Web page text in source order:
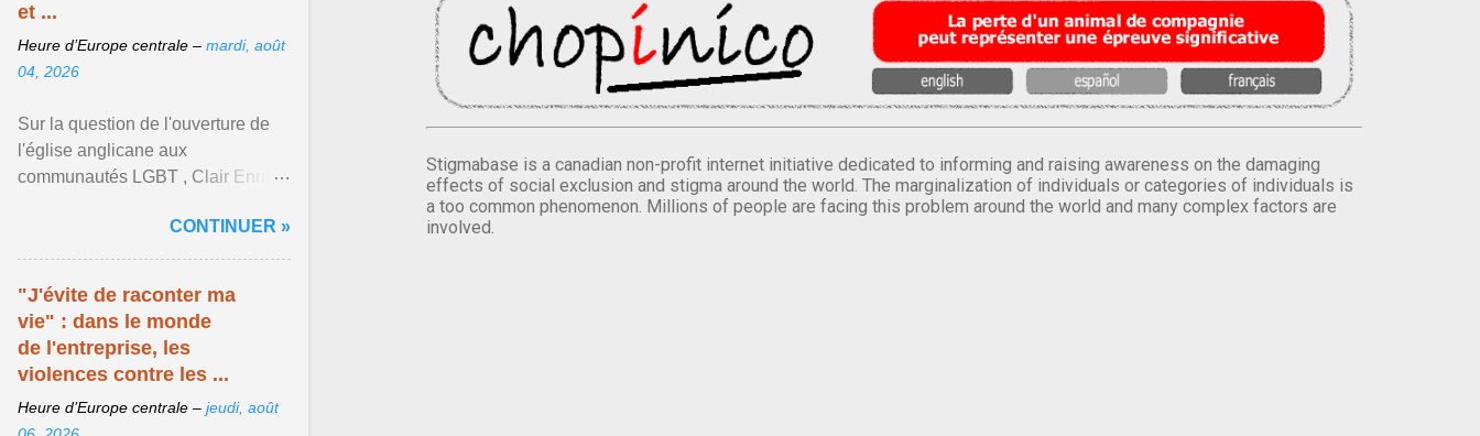
Stigmabase is a canadian non-profit internet initiative dedicated to informing and raising awareness on the damaging
effects of social exclusion and stigma around the world. The marginalization of individuals or categories of individuals is
a too common phenomenon. Millions of people are facing this problem around the world and many complex factors are
involved.
et ...
Heure d’Europe centrale – mardi, août
04, 2026
Sur la question de l'ouverture de
l'église anglicane aux
communautés LGBT , Clair Enrick
une position tranchée. Afficher
l'article ...
CONTINUER »
"J'évite de raconter ma
vie" : dans le monde
de l'entreprise, les
violences contre les ...
Heure d’Europe centrale – jeudi, août